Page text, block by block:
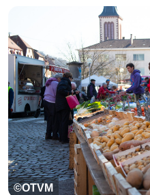
©OTVM